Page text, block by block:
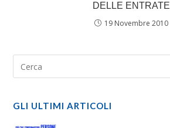
DELLE ENTRATE
19 Novembre 2010
GLI ULTIMI ARTICOLI